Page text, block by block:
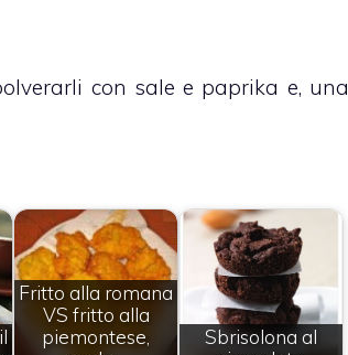
con sale e paprika e, una
Fritto alla romana
VS fritto alla
piemontese,
Sbrisolona al